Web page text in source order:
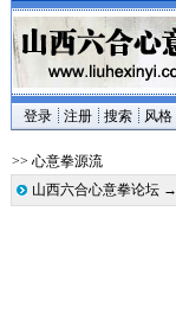
登录 注册 搜索 风格
>> 心意拳源流
山西六合心意拳论坛→